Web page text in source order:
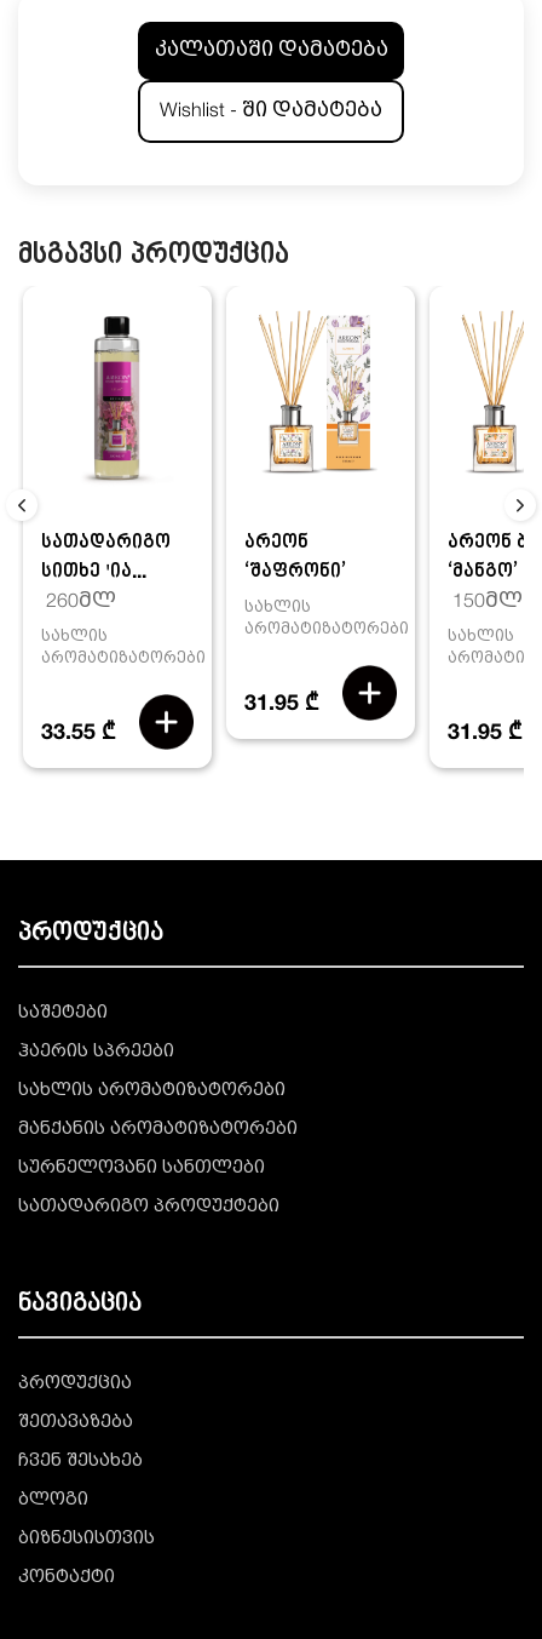
კალათაში დამატება
Wishlist - ში დამატება
მსგავსი პროდუქცია
სათადარიგო
სითხე 'ია...
260მლ
სახლის
არომატიზატორები
33.55 ₾
არეონ
‘შაფრონი’
სახლის
არომატიზატორები
31.95 ₾
არეონ
‘მანგო’
150მლ
სახლის
31.95 ₾
პროდუქცია
საშეტები
ჰაერის სპრეები
სახლის არომატიზატორები
მანქანის არომატიზატორები
სურნელოვანი სანთლები
სათადარიგო პროდუქტები
ნავიგაცია
პროდუქცია
შეთავაზება
ჩვენ შესახებ
ბლოგი
ბიზნესისთვის
კონტაქტი